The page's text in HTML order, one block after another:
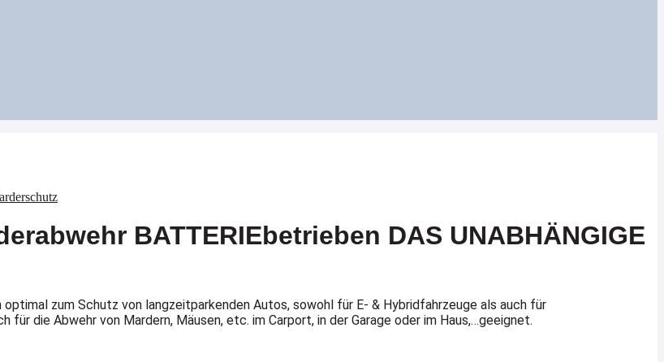
BATTERIEbetrieben DAS UNABHÄNGIGE
optimal zum Schutz von langzeitparkenden Autos, sowohl für E- & Hybridfahrzeuge als auch für
die Abwehr von Mardern, Mäusen, etc. im Carport, in der Garage oder im Haus,…geeignet.